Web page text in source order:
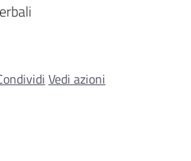
Vedi azioni